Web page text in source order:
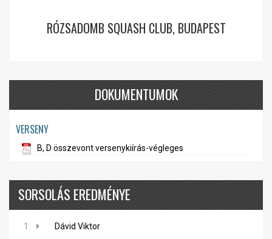
RÓZSADOMB SQUASH CLUB, BUDAPEST
DOKUMENTUMOK
VERSENY
B, D összevont versenykiírás-végleges
SORSOLÁS EREDMÉNYE
1.
Dávid Viktor